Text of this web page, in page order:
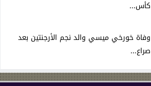
كأس...
وفاة خورخي ميسي والد نجم الأرجنتين بعد
صراع...